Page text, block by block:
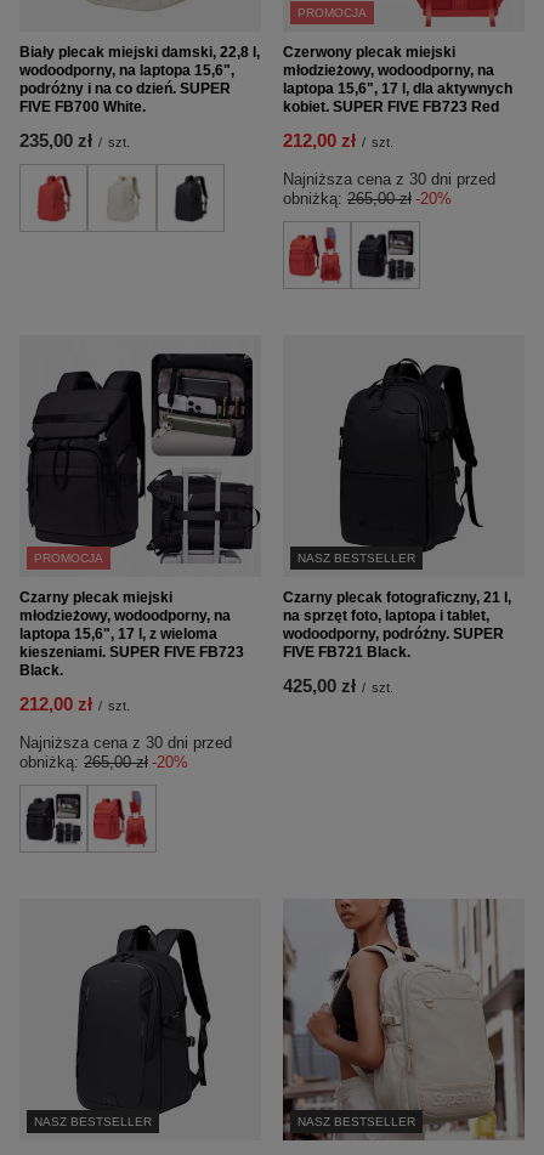
Biały plecak miejski damski, 22,8 l,
wodoodporny, na laptopa 15,6",
podróżny i na co dzień. SUPER
FIVE FB700 White.
235,00 zł / szt.
PROMOCJA
Czerwony plecak miejski
młodzieżowy, wodoodporny, na
laptopa 15,6", 17 l, dla aktywnych
kobiet. SUPER FIVE FB723 Red
212,00 zł / szt.
Najniższa cena z 30 dni przed
obniżką: 265,00 zł -20%
PROMOCJA
Czarny plecak miejski
młodzieżowy, wodoodporny, na
laptopa 15,6", 17 l, z wieloma
kieszeniami. SUPER FIVE FB723
Black.
212,00 zł / szt.
Najniższa cena z 30 dni przed
obniżką: 265,00 zł -20%
NASZ BESTSELLER
Czarny plecak fotograficzny, 21 l,
na sprzęt foto, laptopa i tablet,
wodoodporny, podróżny. SUPER
FIVE FB721 Black.
425,00 zł / szt.
NASZ BESTSELLER NASZ BESTSELLER